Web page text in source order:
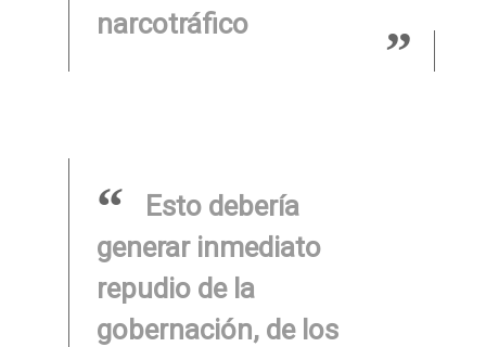
narcotráfico
Esto debería
generar inmediato
repudio de la
gobernación, de los